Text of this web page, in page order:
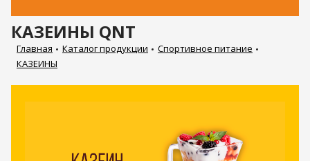
КАЗЕИНЫ QNT
Главная Каталог продукции
Спортивное питание
КАЗЕИНЫ